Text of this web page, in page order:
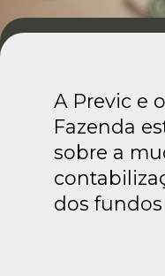
A Previc e o
Fazenda
sobre a
dos fundos